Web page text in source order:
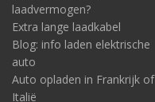
laadvermogen?
Extra lange laadkabel
Blog: info laden elektrische
auto
Auto opladen in Frankrijk of
Italië